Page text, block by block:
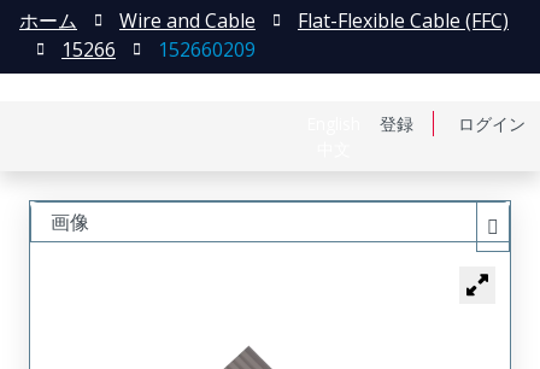
登録 ログイン
ホーム Wire and Cable
Flat-Flexible Cable (FFC)
15266
152660209
画像